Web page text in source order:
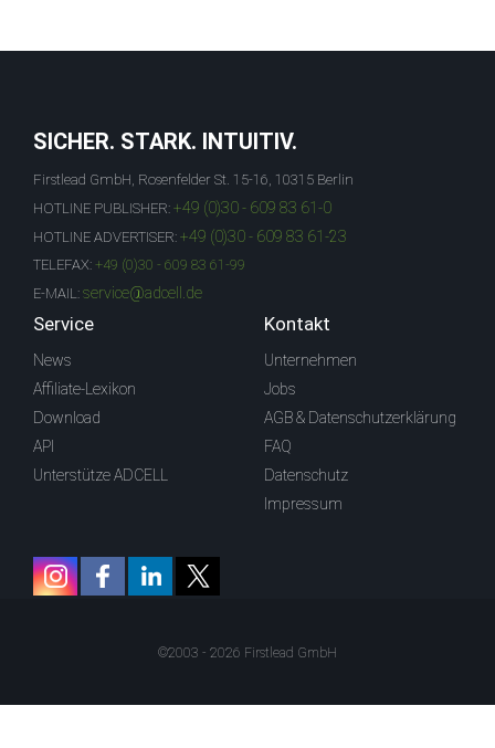
SICHER. STARK. INTUITIV.
Firstlead GmbH, Rosenfelder St. 15-16, 10315 Berlin
HOTLINE PUBLISHER: +49 (0)30 - 609 83 61-0
HOTLINE ADVERTISER: +49 (0)30 - 609 83 61-23
TELEFAX: +49 (0)30 - 609 83 61-99
E-MAIL: service@adcell.de
Service
News
Affiliate-Lexikon
Download
API
Unterstütze ADCELL
Kontakt
Unternehmen
Jobs
AGB & Datenschutzerklärung
FAQ
Datenschutz
Impressum
©2003 - 2026 Firstlead GmbH